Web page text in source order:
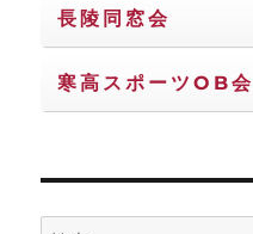
長陵同窓会
寒高スポーツOB会